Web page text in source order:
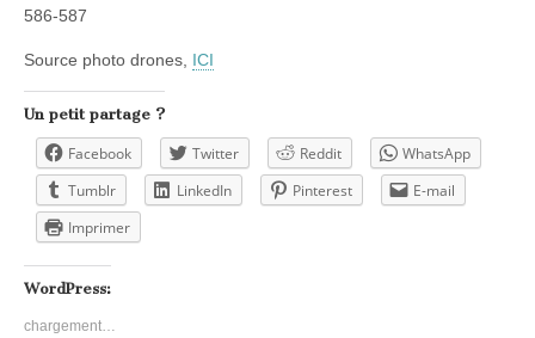
586-587
Source photo drones, ICI
Un petit partage ?
Facebook Twitter Reddit
WhatsApp
Tumblr
LinkedIn Pinterest
E-mail
Imprimer
WordPress:
chargement…